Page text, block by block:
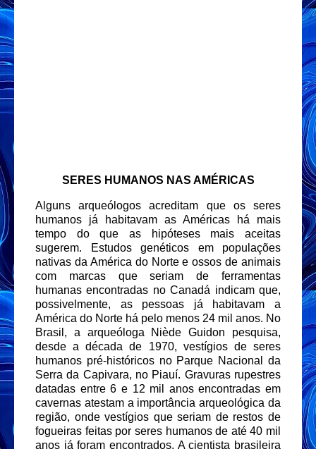
SERES HUMANOS NAS AMÉRICAS
Alguns arqueólogos acreditam que os seres
humanos já habitavam as Américas há mais
tempo do que as hipóteses mais aceitas
sugerem. Estudos genéticos em populações
nativas da América do Norte e ossos de animais
com marcas que seriam de ferramentas
humanas encontradas no Canadá indicam que,
possivelmente, as pessoas já habitavam a
América do Norte há pelo menos 24 mil anos. No
Brasil, a arqueóloga Niède Guidon pesquisa,
desde a década de 1970, vestígios de seres
humanos pré-históricos no Parque Nacional da
Serra da Capivara, no Piauí. Gravuras rupestres
datadas entre 6 e 12 mil anos encontradas em
cavernas atestam a importância arqueológica da
região, onde vestígios que seriam de restos de
fogueiras feitas por seres humanos de até 40 mil
anos já foram encontrados. A cientista brasileira